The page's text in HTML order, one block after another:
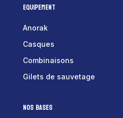
Equipement
Anorak
Casques
Combinaisons
Gilets de sauvetage
Nos bases